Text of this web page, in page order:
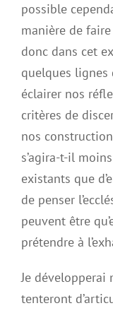
possible
manière de
donc dans cet
quelques lignes
éclairer nos
critères de
nos
s’agira-t-il
existants que
de penser
peuvent être
prétendre à
Je
tenteront